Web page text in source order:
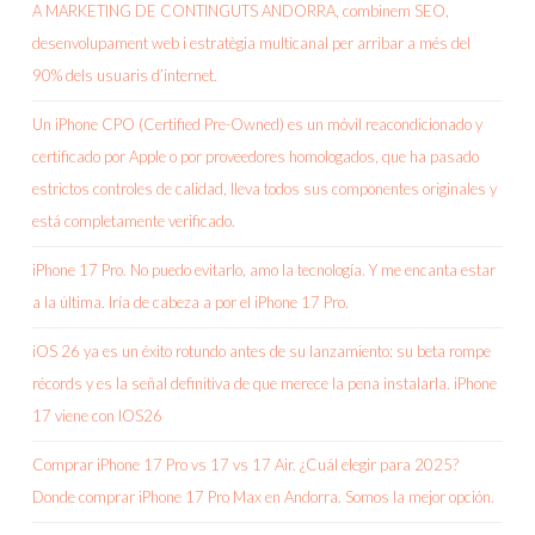
A MARKETING DE CONTINGUTS ANDORRA, combinem SEO,
desenvolupament web i estratègia multicanal per arribar a més del
90% dels usuaris d’internet.
Un iPhone CPO (Certified Pre-Owned) es un móvil reacondicionado y
certificado por Apple o por proveedores homologados, que ha pasado
estrictos controles de calidad, lleva todos sus componentes originales y
está completamente verificado.
iPhone 17 Pro. No puedo evitarlo, amo la tecnología. Y me encanta estar
a la última. Iría de cabeza a por el iPhone 17 Pro.
iOS 26 ya es un éxito rotundo antes de su lanzamiento: su beta rompe
récords y es la señal definitiva de que merece la pena instalarla. iPhone
17 viene con IOS26
Comprar iPhone 17 Pro vs 17 vs 17 Air. ¿Cuál elegir para 2025?
Donde comprar iPhone 17 Pro Max en Andorra. Somos la mejor opción.